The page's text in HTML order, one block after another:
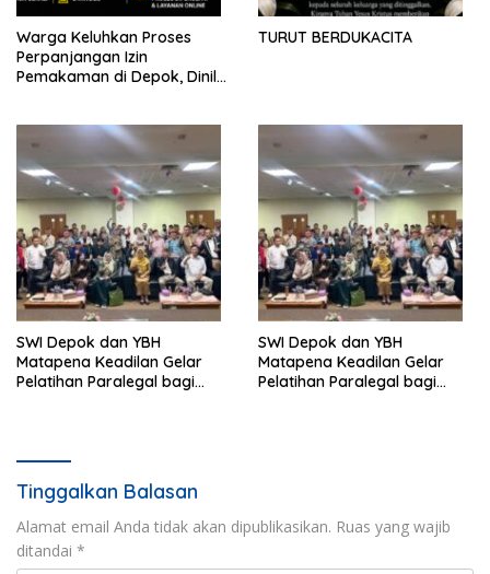
Warga Keluhkan Proses
Perpanjangan Izin
Pemakaman di Depok, Dinilai
TURUT BERDUKACITA
SWI Depok dan YBH
Matapena Keadilan Gelar
Pelatihan Paralegal bagi
SWI Depok dan YBH
Matapena Keadilan Gelar
Pelatihan Paralegal bagi
Tinggalkan Balasan
Alamat email Anda tidak akan dipublikasikan. Ruas yang wajib
ditandai *